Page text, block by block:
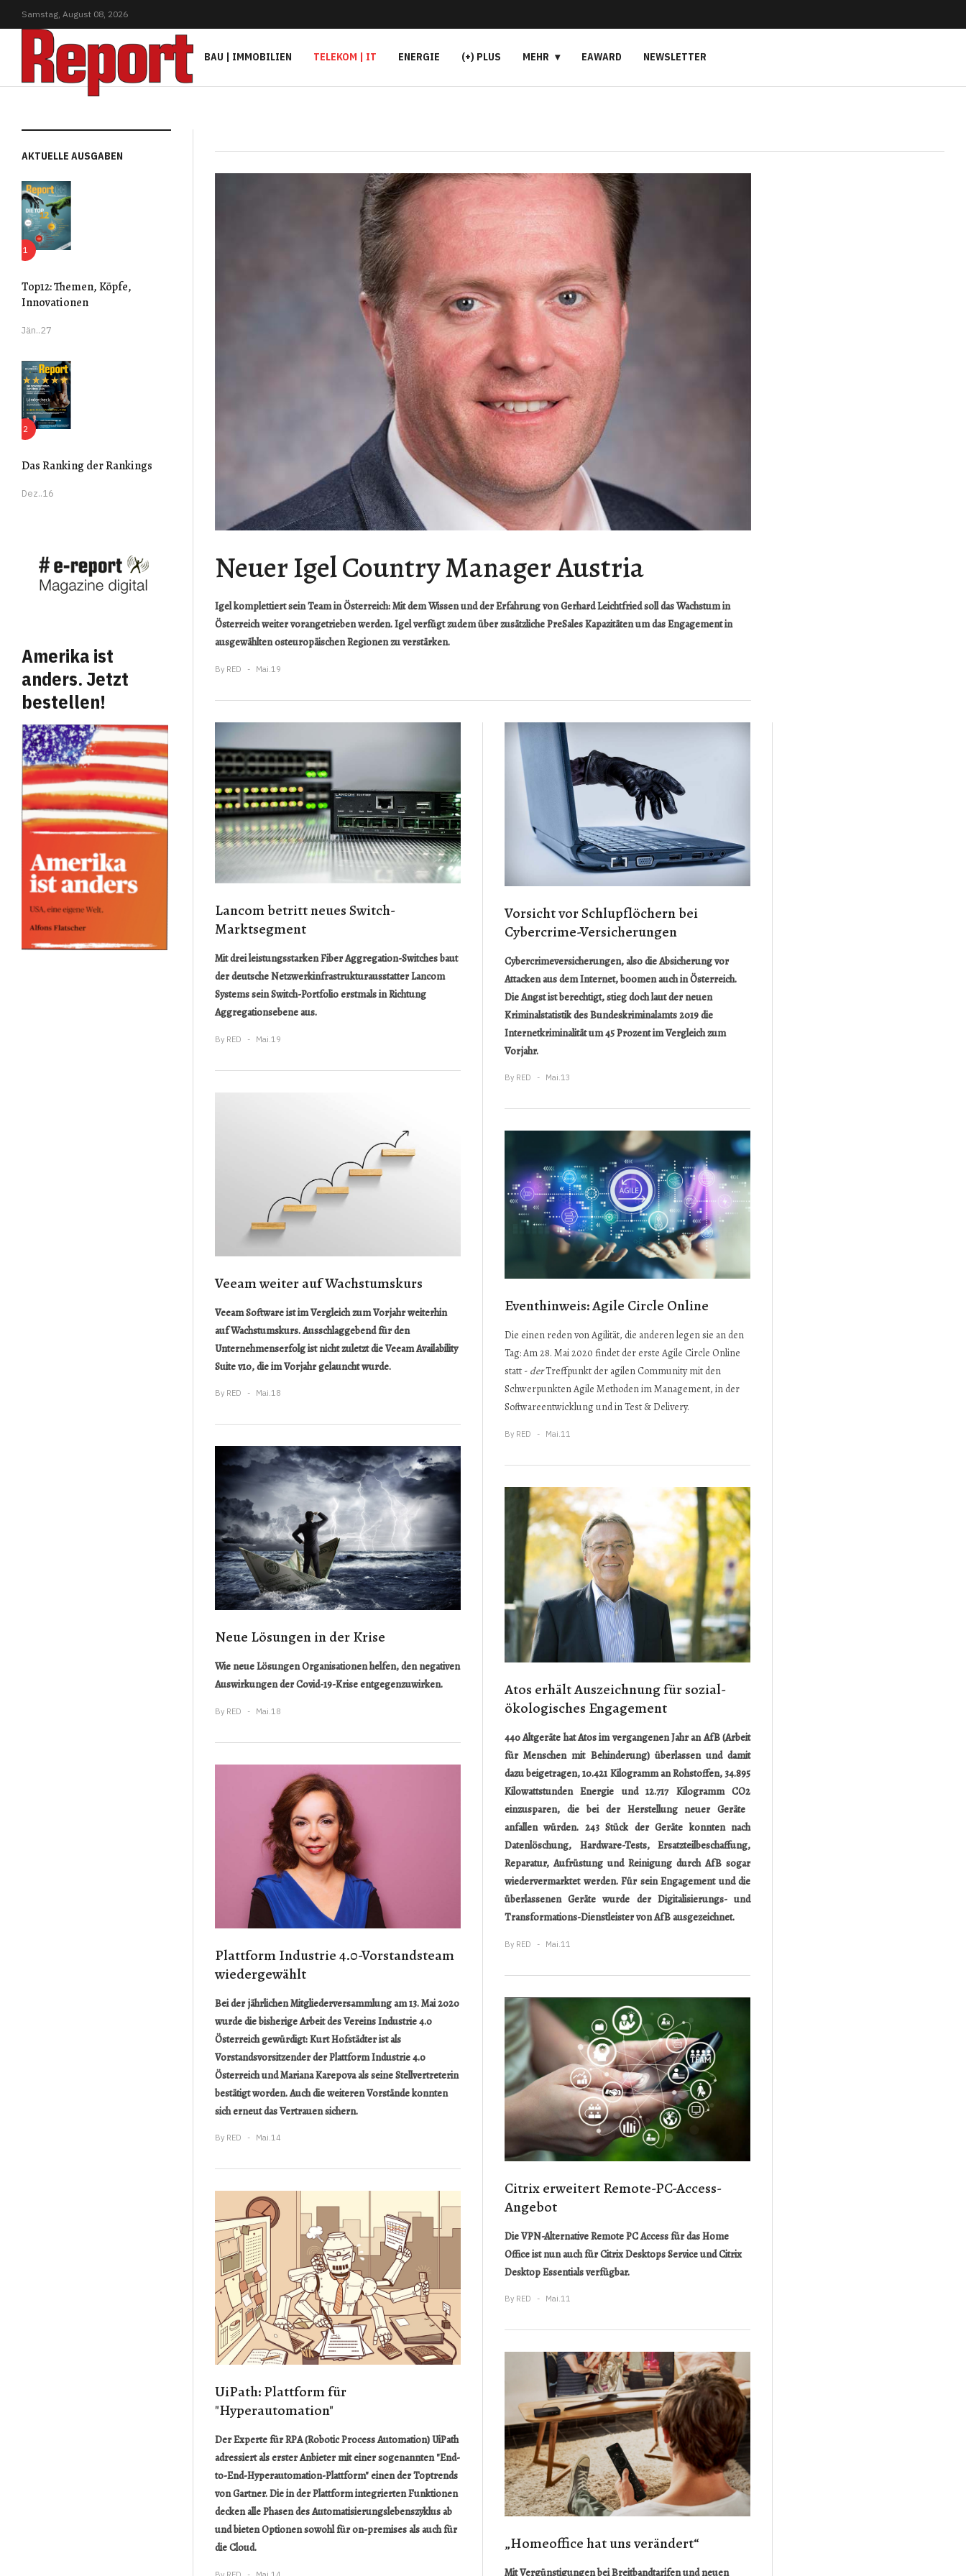
Samstag, August 08, 2026
BAU | IMMOBILIEN TELEKOM | IT ENERGIE (+) PLUS MEHR EAWARD NEWSLETTER
AKTUELLE AUSGABEN
Top12: Themen, Köpfe,
Innovationen
Jän..27
Das Ranking der Rankings
Dez..16
Amerika ist
anders. Jetzt
bestellen!
Neuer Igel Country Manager Austria
Igel komplettiert sein Team in Österreich: Mit dem Wissen und der Erfahrung von Gerhard Leichtfried soll das Wachstum in
Österreich weiter vorangetrieben werden. Igel verfügt zudem über zusätzliche PreSales Kapazitäten um das Engagement in
ausgewählten osteuropäischen Regionen zu verstärken.
By RED Mai.19
Lancom betritt neues Switch-
Marktsegment
Mit drei leistungsstarken Fiber Aggregation-Switches baut
der deutsche Netzwerkinfrastrukturausstatter Lancom
Systems sein Switch-Portfolio erstmals in Richtung
Aggregationsebene aus.
By RED Mai.19
Veeam weiter auf Wachstumskurs
Veeam Software ist im Vergleich zum Vorjahr weiterhin
auf Wachstumskurs. Ausschlaggebend für den
Unternehmenserfolg ist nicht zuletzt die Veeam Availability
Suite v10, die im Vorjahr gelauncht wurde.
By RED Mai.18
Neue Lösungen in der Krise
Wie neue Lösungen Organisationen helfen, den negativen
Auswirkungen der Covid-19-Krise entgegenzuwirken.
By RED Mai.18
Plattform Industrie 4.0-Vorstandsteam
wiedergewählt
Bei der jährlichen Mitgliederversammlung am 13. Mai 2020
wurde die bisherige Arbeit des Vereins Industrie 4.0
Österreich gewürdigt: Kurt Hofstädter ist als
Vorstandsvorsitzender der Plattform Industrie 4.0
Österreich und Mariana Karepova als seine Stellvertreterin
bestätigt worden. Auch die weiteren Vorstände konnten
sich erneut das Vertrauen sichern.
By RED Mai.14
UiPath: Plattform für
"Hyperautomation"
Der Experte für RPA (Robotic Process Automation)UiPath
adressiert als erster Anbieter mit einer sogenannten "End-
to-End-Hyperautomation-Plattform" einen der Toptrends
von Gartner. Die in der Plattform integrierten Funktionen
decken alle Phasen des Automatisierungslebenszyklus ab
und bieten Optionen sowohl für on-premises als auch für
die Cloud.
Vorsicht vor Schlupflöchern bei
Cybercrime-Versicherungen
Cybercrimeversicherungen, also die Absicherung vor
Attacken aus dem Internet, boomen auch in Österreich.
Die Angst ist berechtigt, stieg doch laut der neuen
Kriminalstatistik des Bundeskriminalamts 2019 die
Internetkriminalität um 45 Prozent im Vergleich zum
Vorjahr.
By RED Mai.13
Eventhinweis: Agile Circle Online
Die einen reden von Agilität, die anderen legen sie an den
Tag: Am 28. Mai 2020 findet der erste Agile Circle Online
statt - derTreffpunkt der agilen Community mit den
Schwerpunkten Agile Methoden im Management, in der
Softwareentwicklung und in Test & Delivery.
By RED Mai.11
Atos erhält Auszeichnung für sozial-
ökologisches Engagement
440 Altgeräte hat Atos im vergangenen Jahr an AfB (Arbeit
für Menschen mit Behinderung) überlassen und damit
dazu beigetragen, 10.421 Kilogramm an Rohstoffen, 34.895
Kilowattstunden Energie und 12.717 Kilogramm CO2
einzusparen, die bei der Herstellung neuer Geräte
anfallen würden. 243 Stück der Geräte konnten nach
Datenlöschung, Hardware-Tests, Ersatzteilbeschaffung,
Reparatur, Aufrüstung und Reinigung durch AfB sogar
wiedervermarktet werden. Für sein Engagement und die
überlassenen Geräte wurde der Digitalisierungs- und
Transformations-Dienstleister von AfB ausgezeichnet.
By RED Mai.11
Citrix erweitert Remote-PC-Access-
Angebot
Die VPN-Alternative Remote PC Access für das Home
Office ist nun auch für Citrix Desktops Service und Citrix
Desktop Essentials verfügbar.
By RED Mai.11
„Homeoffice hat uns verändert“
Mit Vergünstigungen bei Breitbandtarifen und neuen